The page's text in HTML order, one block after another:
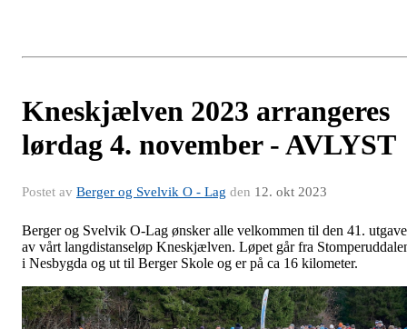
Kneskjælven 2023 arrangeres
lørdag 4. november - AVLYST
Postet av Berger og Svelvik O - Lag den 12. okt 2023
Berger og Svelvik O-Lag ønsker alle velkommen til den 41.
av vårt langdistanseløp Kneskjælven. Løpet går fra
i Nesbygda og ut til Berger Skole og er på ca 16 kilometer.